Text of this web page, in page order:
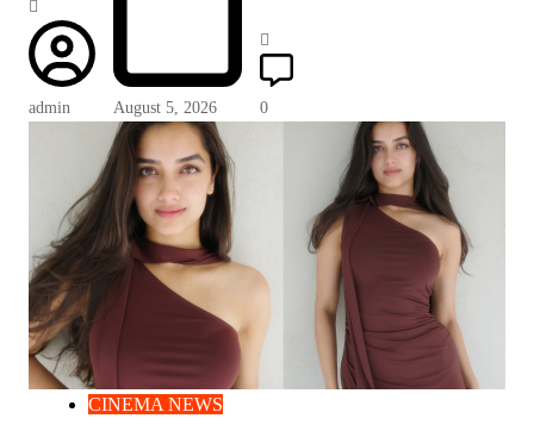
admin August 5, 2026 0
CINEMA NEWS